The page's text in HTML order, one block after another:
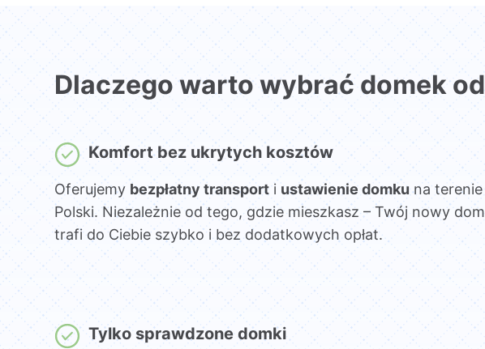
Dlaczego warto wybrać domek od
Komfort bez ukrytych kosztów
Oferujemy bezpłatny transport i ustawienie domku na terenie
Polski. Niezależnie od tego, gdzie mieszkasz – Twój nowy
trafi do Ciebie szybko i bez dodatkowych opłat.
Tylko sprawdzone domki